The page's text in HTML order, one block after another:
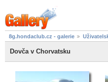
8g.hondaclub.cz - galerie
Dovča v Chorvatsku